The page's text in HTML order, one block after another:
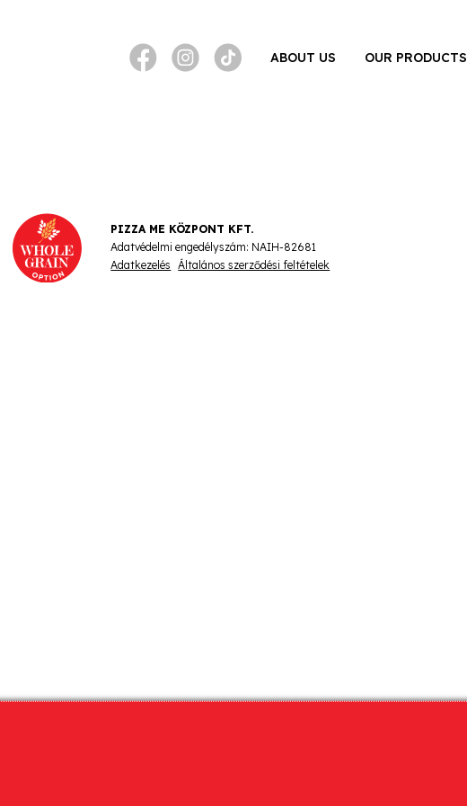
ABOUT US OUR PRODUCTS
PIZZA ME KÖZPONT KFT.
Adatvédelmi engedélyszám: NAIH-82681
Adatkezelés
Általános szerződési feltételek